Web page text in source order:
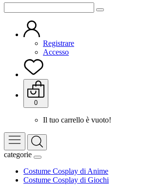
Registrare
Accesso
0
Il tuo carrello è vuoto!
categorie
Costume Cosplay di Anime
Costume Cosplay di Giochi